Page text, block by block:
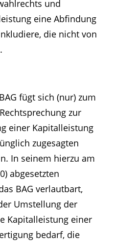
und
eine Abfindung
die nicht von
fügt sich (nur) zum
zur
einer Kapitalleistung
zugesagten
In seinem hierzu am
abgesetzten
BAG verlautbart,
Umstellung der
Kapitalleistung einer
bedarf, die